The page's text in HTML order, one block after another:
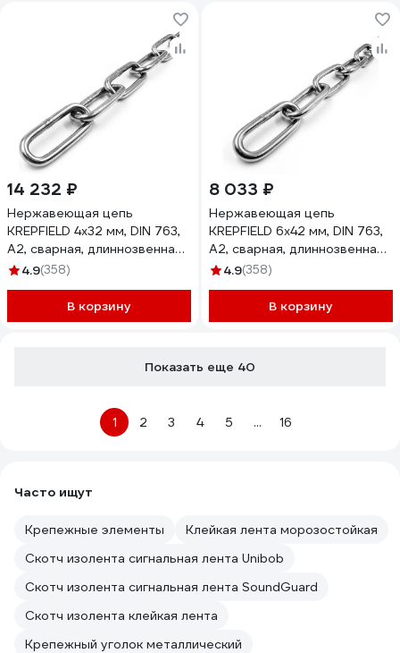
14 232 ₽
Нержавеющая цепь
KREPFIELD 4x32 мм, DIN 763,
А2, сварная, длиннозвенная,
20 м 763А2ЦЕПЬ4ММ-20
4.9(358)
В корзину
8 033 ₽
Нержавеющая цепь
KREPFIELD 6x42 мм, DIN 763,
А2, сварная, длиннозвенная,
5 м 763А2ЦЕПЬ6ММ-5
4.9(358)
В корзину
Показать еще 40
1 2 3 4 5 ... 16
Часто ищут
Крепежные элементы
Клейкая лента морозостойкая
Скотч изолента сигнальная лента Unibob
Скотч изолента сигнальная лента SoundGuard
Скотч изолента клейкая лента
Крепежный уголок металлический